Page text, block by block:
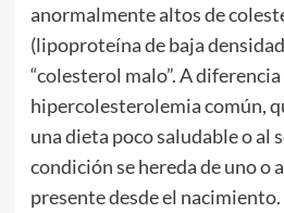
anormalmente altos de
(lipoproteína de baja
“colesterol malo”. A diferencia
hipercolesterolemia común,
una dieta poco saludable o al
condición se hereda de uno o
presente desde el